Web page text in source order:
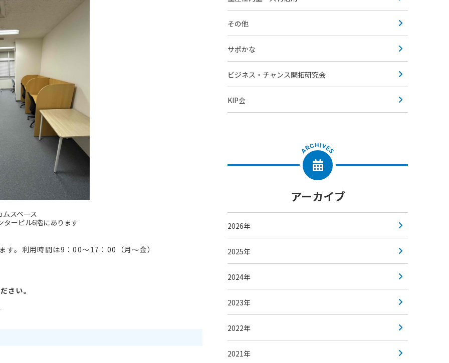
ムスペース
タービル6階にあります
。利用時間は9：00～17：00（月～金）
さい。
その他
サポかな
ビジネス・チャンス開拓研究会
KIP会
アーカイブ
2026年
2025年
2024年
2023年
2022年
2021年